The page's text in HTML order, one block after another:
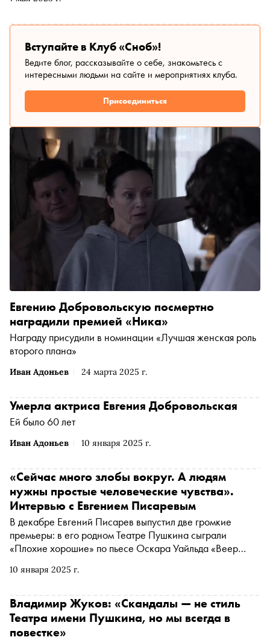
Вступайте в Клуб «Сноб»!
Ведите блог, рассказывайте о себе, знакомьтесь с
интересными людьми на сайте и мероприятиях клуба.
Присоединиться
Иван Адоньев 24 марта 2025 г.
Евгению Добровольскую посмертно
наградили премией «Ника»
Награду присудили в номинации «Лучшая женская роль
второго плана»
Иван Адоньев 10 января 2025 г.
Умерла актриса Евгения Добровольская
Ей было 60 лет
10 января 2025 г.
«Сейчас много злобы вокруг. А людям
нужны простые человеческие чувства».
Интервью с Евгением Писаревым
В декабре Евгений Писарев выпустил две громкие
премьеры: в его родном Театре Пушкина сыграли
«Плохие хорошие» по пьесе Оскара Уайльда «Веер
«Тартюфа». «Сноб» поговорил с режиссером о двух его
Владимир Жуков: «Скандалы — не стиль
Театра имени Пушкина, но мы всегда в
повестке»